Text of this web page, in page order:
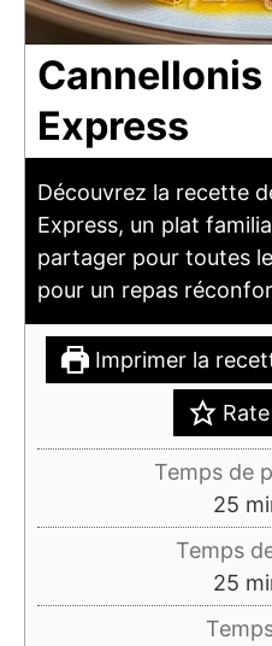
Express
Découvrez la recette
Express, un plat
partager pour toutes
pour un repas
Imprimer la
Temps de
25
Temps
25